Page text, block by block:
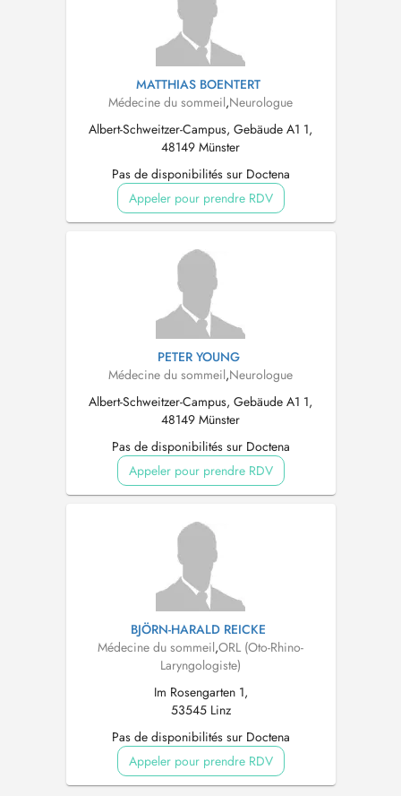
MATTHIAS BOENTERT
Médecine du sommeil,Neurologue
Albert-Schweitzer-Campus, Gebäude A1 1,
48149 Münster
Pas de disponibilités sur Doctena
Appeler pour prendre RDV
PETER YOUNG
Médecine du sommeil,Neurologue
Albert-Schweitzer-Campus, Gebäude A1 1,
48149 Münster
Pas de disponibilités sur Doctena
Appeler pour prendre RDV
BJÖRN-HARALD REICKE
Médecine du sommeil,ORL (Oto-Rhino-
Laryngologiste)
Im Rosengarten 1,
53545 Linz
Pas de disponibilités sur Doctena
Appeler pour prendre RDV